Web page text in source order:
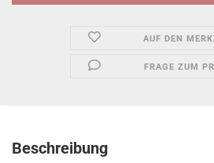
AUF DEN
FRAGE ZUM
Beschreibung